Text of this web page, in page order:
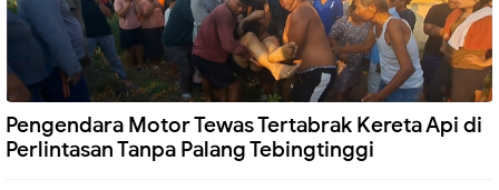
Pengendara Motor Tewas Tertabrak Kereta Api di
Perlintasan Tanpa Palang Tebingtinggi